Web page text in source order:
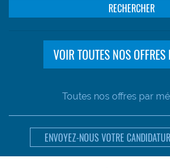
RECHERCHER
VOIR TOUTES NOS OFFRES
Toutes nos offres par
ENVOYEZ-NOUS VOTRE